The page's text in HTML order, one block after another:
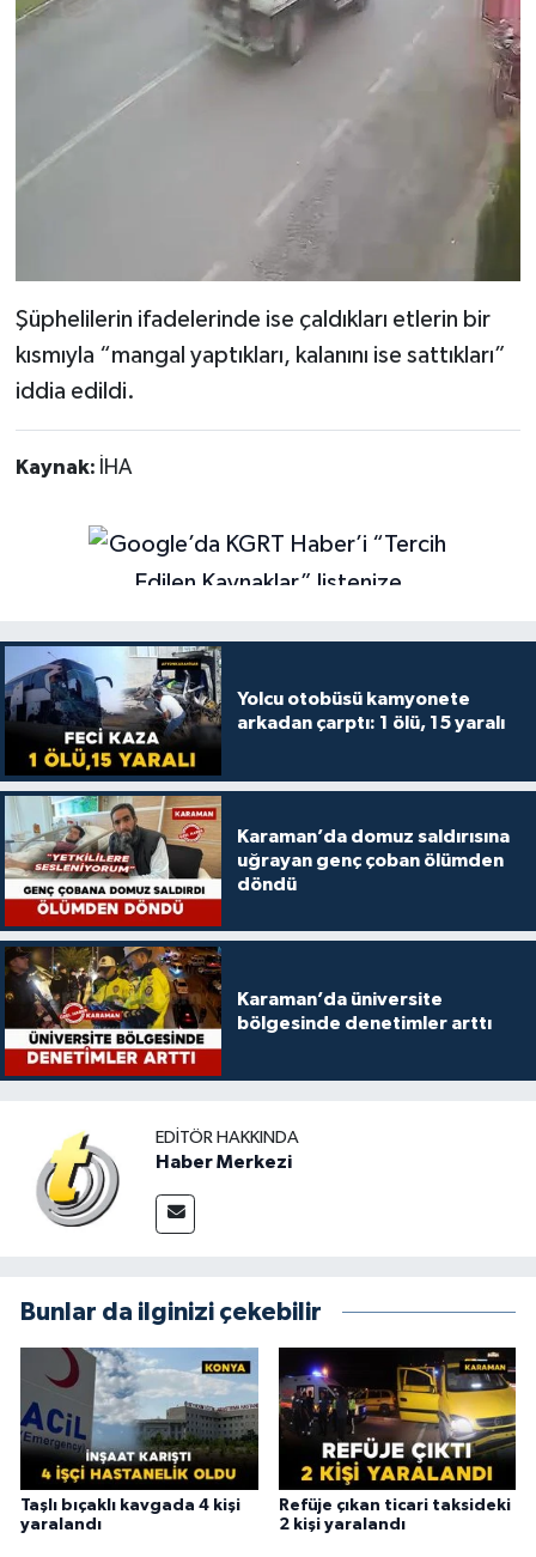
Şüphelilerin ifadelerinde ise çaldıkları etlerin bir
kısmıyla “mangal yaptıkları, kalanını ise sattıkları”
iddia edildi.
Kaynak: İHA
Yolcu otobüsü kamyonete
arkadan çarptı: 1 ölü, 15 yaralı
Karaman’da domuz saldırısına
uğrayan genç çoban ölümden
döndü
Karaman’da üniversite
bölgesinde denetimler arttı
EDITÖR HAKKINDA
Haber Merkezi
Bunlar da ilginizi çekebilir
Taşlı bıçaklı kavgada 4 kişi
yaralandı
Refüje çıkan ticari taksideki
2 kişi yaralandı